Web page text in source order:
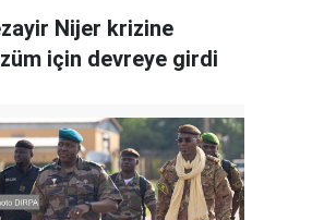
Nijer krizine
için devreye girdi